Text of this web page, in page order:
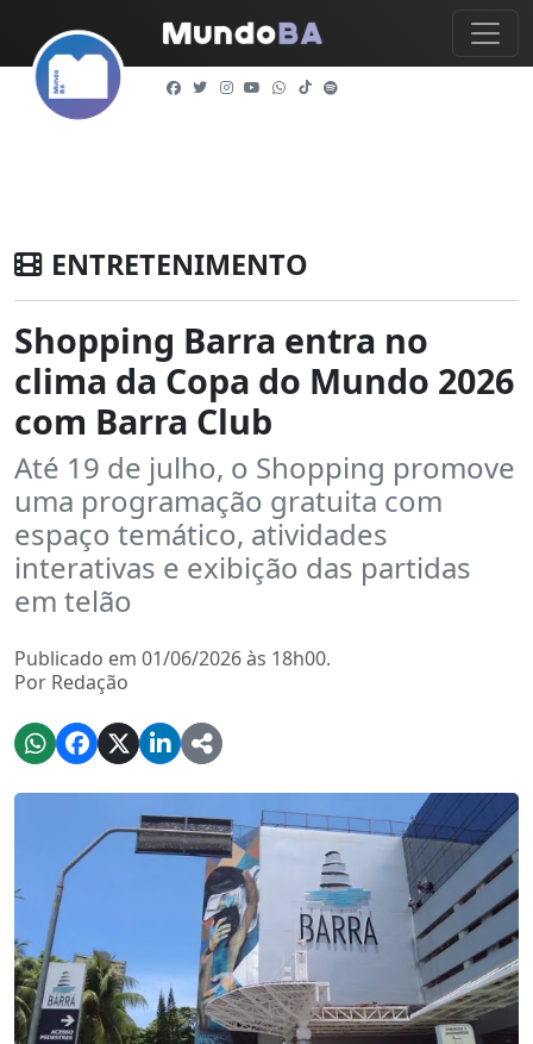
ENTRETENIMENTO
Shopping Barra entra no
clima da Copa do Mundo 2026
com Barra Club
Até 19 de julho, o Shopping promove
uma programação gratuita com
espaço temático, atividades
interativas e exibição das partidas
em telão
Publicado em 01/06/2026 às 18h00.
Por Redação